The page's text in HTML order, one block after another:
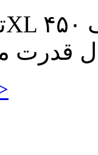
قدرت